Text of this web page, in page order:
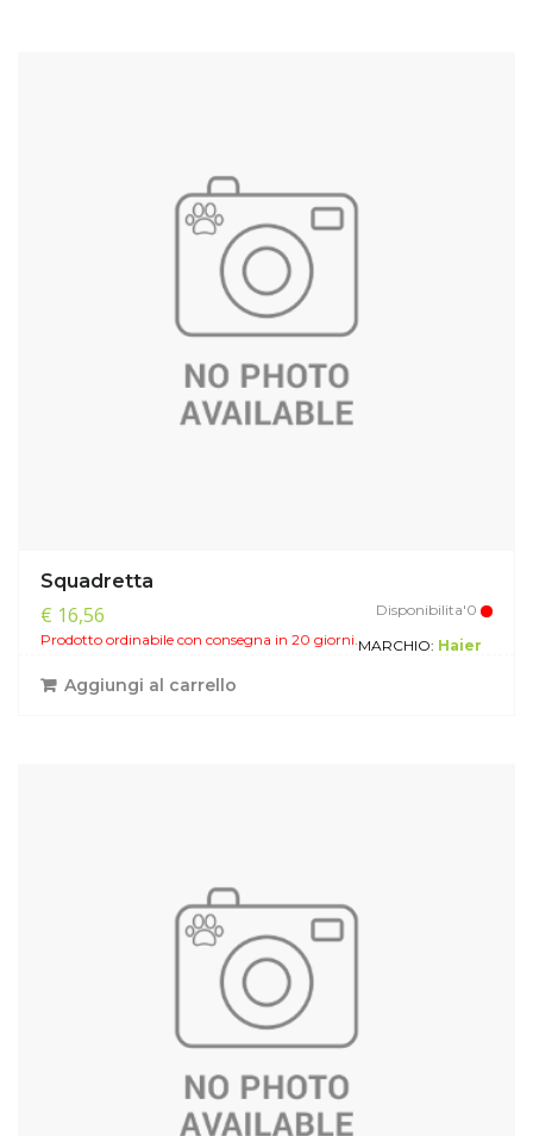
Squadretta
€ 16,56
Disponibilita'0
Prodotto ordinabile con consegna in 20 giorni.MARCHIO: Haier
Aggiungi al carrello